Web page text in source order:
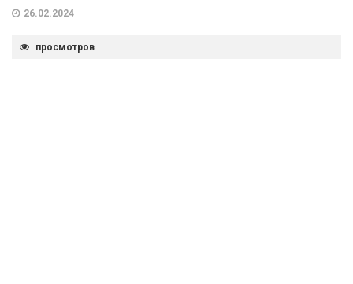
26.02.2024
просмотров